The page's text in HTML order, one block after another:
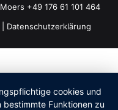
+49 176 61 101 464
Datenschutzerklärung
cookies und
Funktionen zu